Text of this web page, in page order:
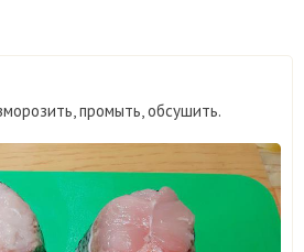
промыть, обсушить.